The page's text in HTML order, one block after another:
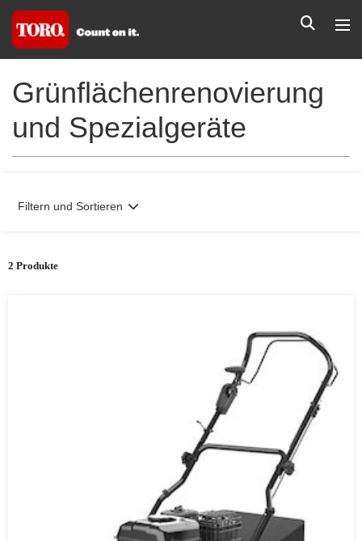
Grünflächenrenovierung
und Spezialgeräte
2 Produkte
Filtern und Sortieren